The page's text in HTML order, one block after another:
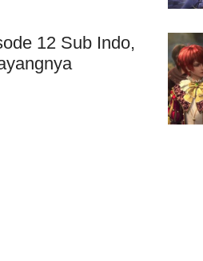
12 Sub Indo,